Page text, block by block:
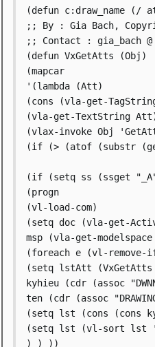
(defun c:draw_name
;; By : Gia Bach,
;; Contact : gia_bach @
(defun VxGetAtts (Obj)
(mapcar
'(lambda (Att)
(cons (vla-get-
(vla-get-TextString
(vlax-invoke Obj
(if (> (atof (substr
(if (setq ss (ssget
(progn
(vl-load-com)
(setq doc (vla-get-
msp (vla-get-
(foreach e (vl-
(setq lstAtt (VxGetAtts
kyhieu (cdr (assoc
ten (cdr (assoc
(setq lst (cons (cons
(setq lst (vl-sort lst
) ) ))